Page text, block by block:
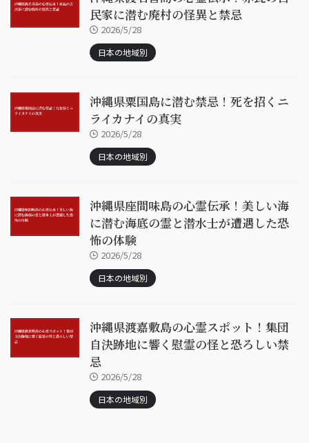
民家に潜む廃村の怪異と禁忌
2026/5/28
日本の地域別
沖縄県粟国島に潜む禁忌！死を招くニ
ライカナイの真実
2026/5/28
日本の地域別
沖縄県座間味島の心霊伝承！美しい海
に潜む海底の霊と潜水士が遭遇した恐
怖の体験
2026/5/28
日本の地域別
沖縄県渡嘉敷島の心霊スポット！集団
自決跡地に響く慰霊の怪と恐ろしい禁
忌
2026/5/28
日本の地域別